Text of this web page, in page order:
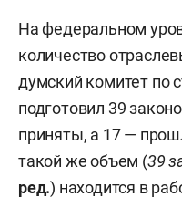
На федеральном
количество
думский комитет по
подготовил 39
приняты, а 17 —
такой же объем (39
ред.) находится в